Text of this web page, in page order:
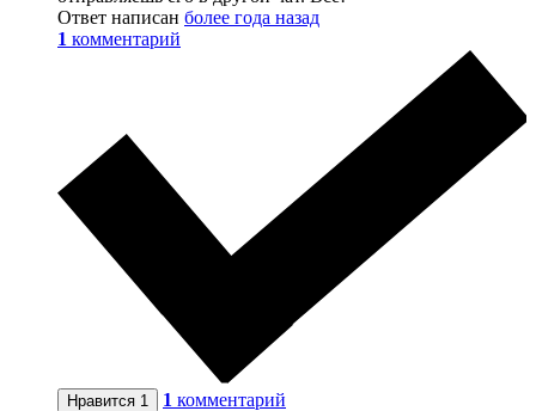
Ответ написан более года назад
1 комментарий
Нравится 1 1 комментарий